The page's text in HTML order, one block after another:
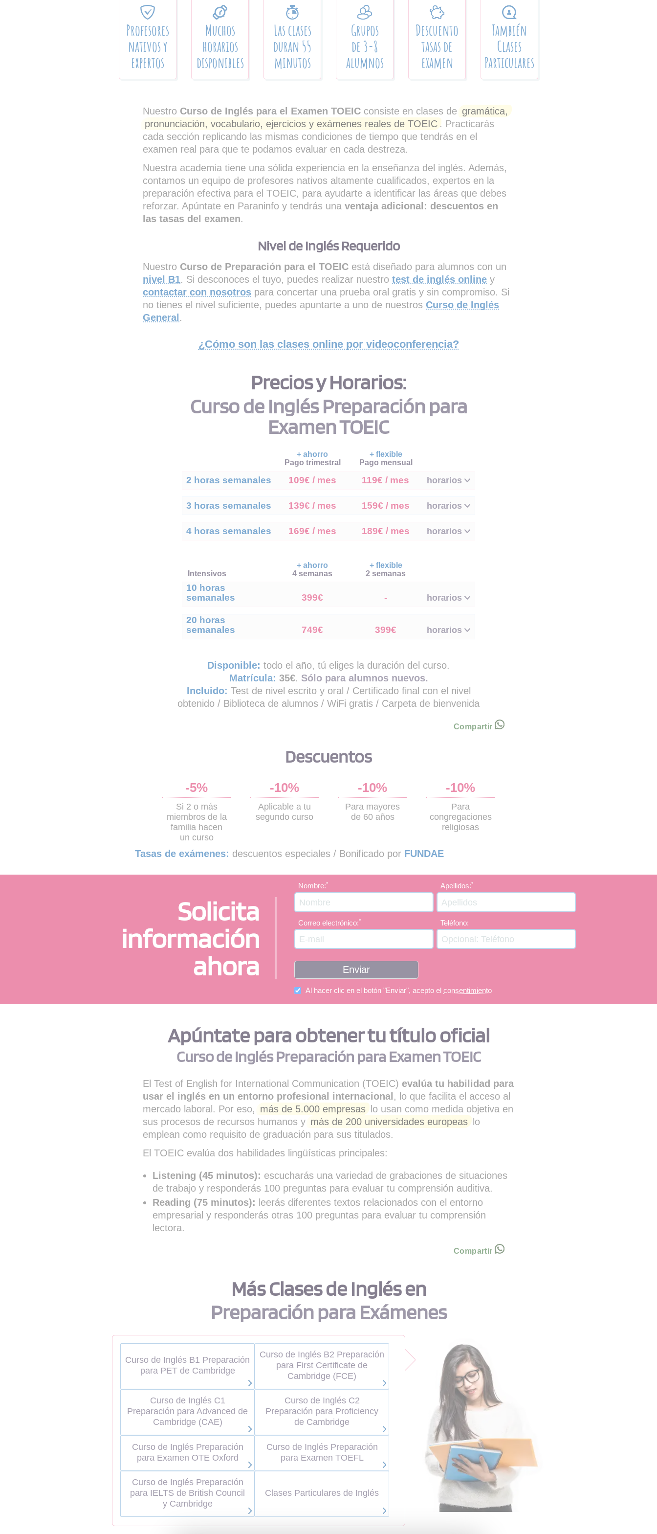
Profesores
nativos y
expertos
Muchos
horarios
disponibles
Las clases
duran 55
minutos
Grupos
de 3-8
alumnos
Descuento
tasas de
examen
También
Clases
Particulares
Nuestro Curso de Inglés para el Examen TOEIC consiste en clases de gramática,
pronunciación, vocabulario, ejercicios y exámenes reales de TOEIC . Practicarás
cada sección replicando las mismas condiciones de tiempo que tendrás en el
examen real para que te podamos evaluar en cada destreza.
Nuestra academia tiene una sólida experiencia en la enseñanza del inglés. Además,
contamos un equipo de profesores nativos altamente cualificados, expertos en la
preparación efectiva para el TOEIC, para ayudarte a identificar las áreas que debes
reforzar. Apúntate en Paraninfo y tendrás una ventaja adicional: descuentos en
las tasas del examen.
Nivel de Inglés Requerido
Nuestro Curso de Preparación para el TOEIC está diseñado para alumnos con un
nivel B1. Si desconoces el tuyo, puedes realizar nuestro test de inglés online y
contactar con nosotros para concertar una prueba oral gratis y sin compromiso. Si
no tienes el nivel suficiente, puedes apuntarte a uno de nuestros Curso de Inglés
General .
¿Cómo son las clases online por videoconferencia?
Precios y Horarios:
Curso de Inglés Preparación para
Examen TOEIC
+ ahorro
Pago trimestral
+ flexible
Pago mensual
2 horas semanales 109€ / mes 119€ / mes horarios
3 horas semanales 139€ / mes 159€ / mes horarios
4 horas semanales 169€ / mes 189€ / mes horarios
Intensivos
+ ahorro
4 semanas
+ flexible
2 semanas
10 horas
semanales
399€ - horarios
20 horas
semanales
749€ 399€ horarios
Disponible: todo el año, tú eliges la duración del curso.
Matrícula: 35€. Sólo para alumnos nuevos.
Incluido: Test de nivel escrito y oral / Certificado final con el nivel
obtenido / Biblioteca de alumnos / WiFi gratis / Carpeta de bienvenida
Compartir
Descuentos
-5%
Si 2 o más
miembros de la
familia hacen
un curso
-10%
Aplicable a tu
segundo curso
-10%
Para mayores
de 60 años
-10%
Para
congregaciones
religiosas
Tasas de exámenes: descuentos especiales / Bonificado por FUNDAE
Solicita
información
ahora
Nombre:* Apellidos:*
Correo electrónico:* Teléfono:
Al hacer clic en el botón "Enviar", acepto el consentimiento
Apúntate para obtener tu título oficial
Curso de Inglés Preparación para Examen TOEIC
El Test of English for International Communication (TOEIC) evalúa tu habilidad para
usar el inglés en un entorno profesional internacional , lo que facilita el acceso al
mercado laboral. Por eso, más de 5.000 empresas lo usan como medida objetiva en
sus procesos de recursos humanos y más de 200 universidades europeas lo
emplean como requisito de graduación para sus titulados.
El TOEIC evalúa dos habilidades lingüísticas principales:
Listening (45 minutos): escucharás una variedad de grabaciones de situaciones
de trabajo y responderás 100 preguntas para evaluar tu comprensión auditiva.
Reading (75 minutos): leerás diferentes textos relacionados con el entorno
empresarial y responderás otras 100 preguntas para evaluar tu comprensión
lectora.
Compartir
Más Clases de Inglés en
Preparación para Exámenes
Curso de Inglés B1 Preparación
para PET de Cambridge
Curso de Inglés B2 Preparación
para First Certificate de
Cambridge (FCE)
Curso de Inglés C1
Preparación para Advanced de
Cambridge (CAE)
Curso de Inglés C2
Preparación para Proficiency
de Cambridge
Curso de Inglés Preparación
para Examen OTE Oxford
Curso de Inglés Preparación
para Examen TOEFL
Curso de Inglés Preparación
para IELTS de British Council
y Cambridge
Clases Particulares de Inglés